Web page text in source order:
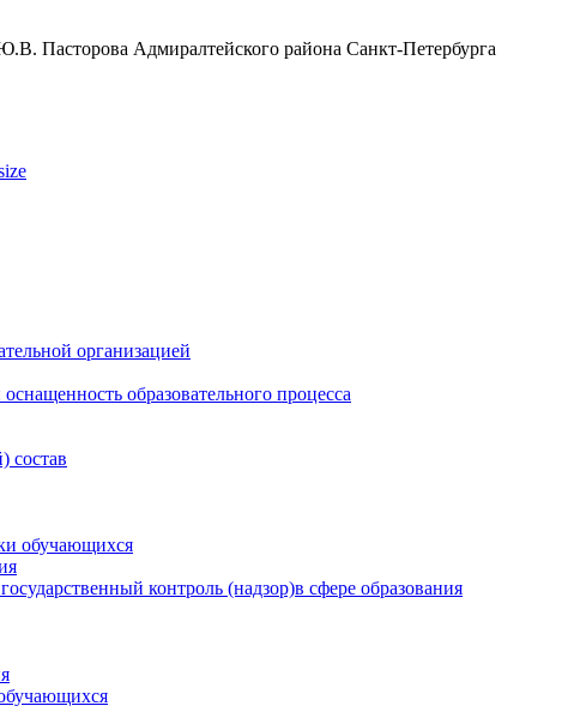
Адмиралтейского района Санкт-Петербурга
организацией
образовательного процесса
состав
обучающихся
контроль (надзор)в сфере образования